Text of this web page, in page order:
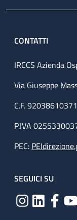
CONTATTI
IRCCS Azienda
Via Giuseppe
C.F. 92038610371
P.IVA
PEC:
SEGUICI SU